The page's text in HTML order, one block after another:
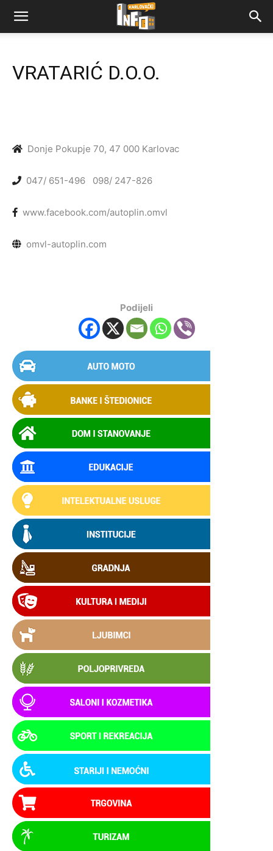
VRATARIĆ D.O.O.
Donje Pokupje 70, 47 000 Karlovac
047/ 651-496 098/ 247-826
www.facebook.com/autoplin.omvl
omvl-autoplin.com
Podijeli